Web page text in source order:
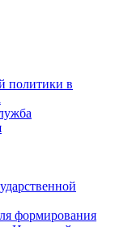
политики в
формирования